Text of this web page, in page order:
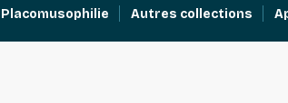
Placomusophilie Autres collections